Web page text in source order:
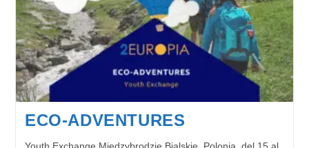
ECO-ADVENTURES